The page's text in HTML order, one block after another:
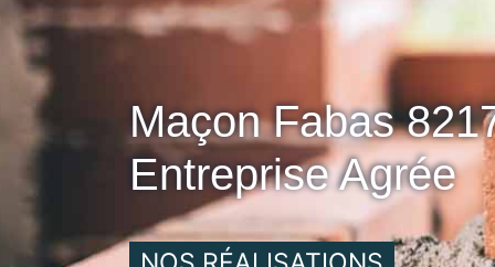
Maçon Fabas
Entreprise Agrée